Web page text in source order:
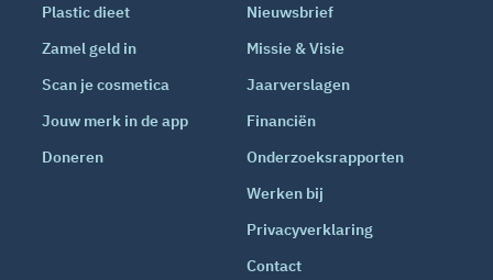
Plastic dieet
Zamel geld in
Scan je cosmetica
Jouw merk in de app
Doneren
Nieuwsbrief
Missie & Visie
Jaarverslagen
Financiën
Onderzoeksrapporten
Werken bij
Privacyverklaring
Contact